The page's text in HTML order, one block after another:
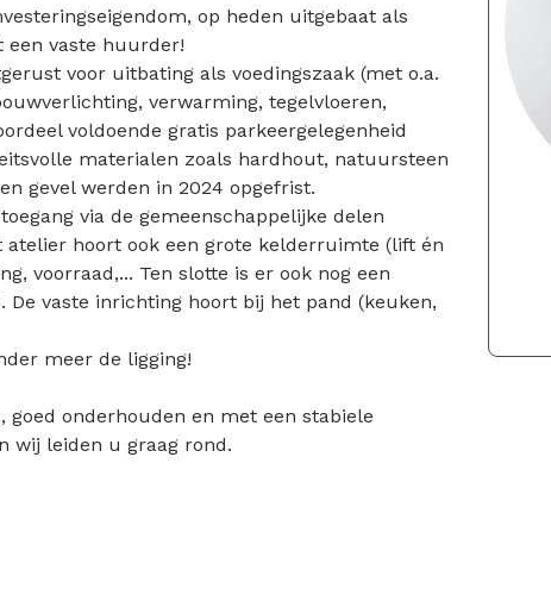
op heden uitgebaat als
een vaste huurder!
voor uitbating als voedingszaak (met o.a.
verwarming, tegelvloeren,
voldoende gratis parkeergelegenheid
materialen zoals hardhout, natuursteen
gevel werden in 2024 opgefrist.
via de gemeenschappelijke delen
hoort ook een grote kelderruimte (lift én
voorraad,... Ten slotte is er ook nog een
vaste inrichting hoort bij het pand (keuken,
meer de ligging!
goed onderhouden en met een stabiele
wij leiden u graag rond.